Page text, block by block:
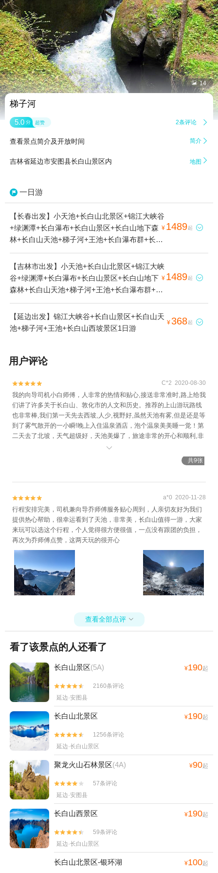
 14
梯子河
5.0 分 超赞 2条评论 
查看景点简介及开放时间 简介 
吉林省延边市安图县长白山景区内 地图 
一日游
【长春出发】小天池+长白山北景区+锦江大峡谷
+绿渊潭+长白瀑布+长白山景区+长白山地下森
林+长白山天池+梯子河+王池+长白瀑布群+长白
山西景区+聚龙温泉群+银环湖+长白山西坡2日
游
¥ 1489起 
【吉林市出发】小天池+长白山北景区+锦江大峡
谷+绿渊潭+长白瀑布+长白山景区+长白山地下
森林+长白山天池+梯子河+王池+长白瀑布群+长
白山西景区+聚龙温泉群+银环湖+长白山西坡2
日游
¥ 1489起 
【延边出发】锦江大峡谷+长白山景区+长白山天
池+梯子河+王池+长白山西坡景区1日游
¥368起 
用户评论

 C*2 2020-08-30
我的向导司机小白师傅，人非常的热情和贴心,接送非常准时,路上给我
们讲了许多关于长白山、敦化市的人文和历史。推荐的上山游玩路线
也非常棒,我们第一天先去西坡,人少,视野好,虽然天池有雾,但是还是等
到了雾气散开的一小瞬!晚上入住温泉酒店，泡个温泉美美睡一觉！第
二天去了北坡，天气超级好，天池美爆了，旅途非常的开心和顺利,非
常感谢小白师傅一路接送和陪伴！推荐大家找小白师傅[ThumbsUp][T

共9张
a*0 2020-11-28
行程安排完美，司机兼向导乔师傅服务贴心周到，人亲切友好为我们
提供热心帮助，很幸运看到了天池，非常美，长白山值得一游，大家
来玩可以选这个行程，个人觉得很方便很值，一点没有跟团的负担，
再次为乔师傅点赞，这两天玩的很开心
看了该景点的人还看了


2160条评论
延边·安图县


延边·长白山景区


57条评论
延边·安图县
